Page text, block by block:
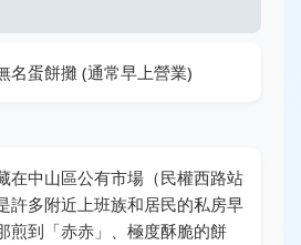
名蛋餅攤 (通常早上營業)
在中山區公有市場（民權西路站
許多附近上班族和居民的私房早
煎到「赤赤」、極度酥脆的餅